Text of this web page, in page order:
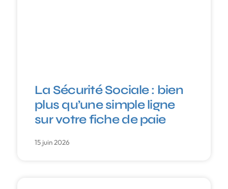
La Sécurité Sociale : bien
plus qu’une simple ligne
sur votre fiche de paie
15 juin 2026